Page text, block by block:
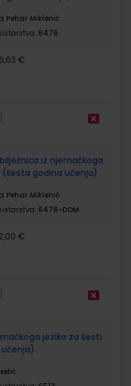
Pehar Miklenić
6476
€
bilježnica iz njemačkoga
(šesta godina učenja)
Pehar Miklenić
6476-DOM
€
jezika za šesti